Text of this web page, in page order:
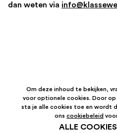
dan weten via
Om deze inhoud te bekijken,
voor optionele cookies. Door op
sta je alle cookies toe en wordt
ons cookiebeleid
ALLE